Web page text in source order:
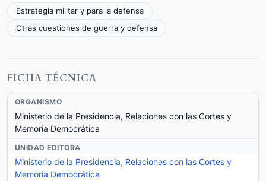
Estrategia militar y para la defensa
Otras cuestiones de guerra y defensa
FICHA TÉCNICA
ORGANISMO
Ministerio de la Presidencia, Relaciones con las Cortes y
Memoria Democrática
UNIDAD EDITORA
Ministerio de la Presidencia, Relaciones con las Cortes y
Memoria Democrática